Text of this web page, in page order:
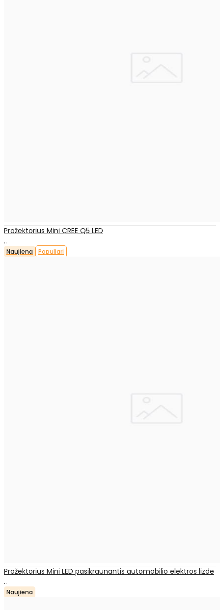
Prožektorius Mini CREE Q5 LED
..
Naujiena Populiari
Prožektorius Mini LED pasikraunantis automobilio elektros lizde
..
Naujiena